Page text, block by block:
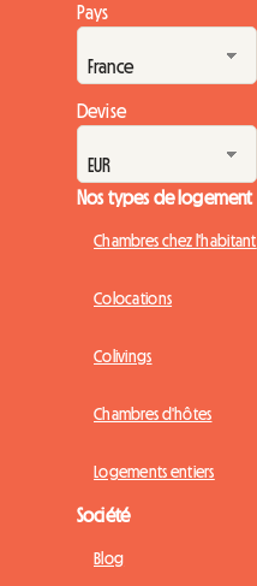
Pays
Devise
Nos types de logement
Chambres chez l'habitant
Colocations
Colivings
Chambres d'hôtes
Logements entiers
Société
Blog